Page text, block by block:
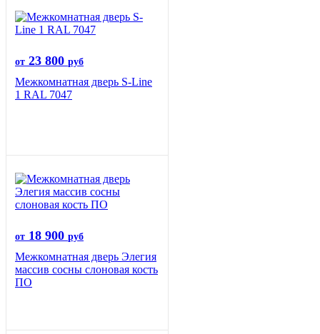
от 23 800 руб
Межкомнатная дверь S-Line
1 RAL 7047
от 18 900 руб
Межкомнатная дверь Элегия
массив сосны слоновая кость
ПО